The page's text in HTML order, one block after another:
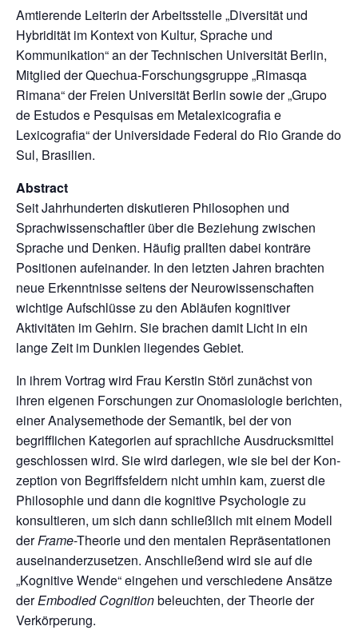
Amtierende Lei­terin der Arbeitsstelle „Diversität und
Hybridität im Kontext von Kultur, Sprache und
Kommunikation“ an der Technischen Universität Berlin,
Mitglied der Quechua-Forschungsgruppe „Rimasqa
Rimana“ der Freien Universität Berlin sowie der „Grupo
de Estudos e Pesquisas em Metalexicografia e
Lexicografia“ der Universidade Federal do Rio Grande do
Sul, Brasilien.
Abstract
Seit Jahrhunderten diskutieren Philosophen und
Sprachwissenschaftler über die Beziehung zwi­schen
Sprache und Denken. Häufig prallten dabei konträre
Positionen aufeinander. In den letz­ten Jahren brachten
neue Erkenntnisse seitens der Neurowissenschaften
wichtige Aufschlüsse zu den Abläufen kognitiver
Aktivitäten im Gehirn. Sie brachen damit Licht in ein
lange Zeit im Dunklen liegendes Gebiet.
In ihrem Vortrag wird Frau Kerstin Störl zunächst von
ihren eigenen Forschungen zur Ono­masiologie berichten,
einer Analysemethode der Semantik, bei der von
begrifflichen Katego­rien auf sprachliche Ausdrucksmittel
geschlossen wird. Sie wird darlegen, wie sie bei der Kon­
zeption von Begriffsfeldern nicht umhin kam, zuerst die
Philosophie und dann die kognitive Psychologie zu
konsultieren, um sich dann schließlich mit einem Modell
derFrame-Theorie und den mentalen Repräsentationen
auseinanderzusetzen. Anschließend wird sie auf die
„Kog­nitive Wende“ eingehen und verschiedene Ansätze
derEmbodied Cognitionbeleuchten, der Theorie der
Verkörperung.